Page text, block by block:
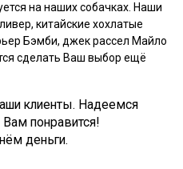
на наших собачках. Наши
китайские хохлатые
Бэмби, джек рассел Майло
сделать Ваш выбор ещё
клиенты. Надеемся
понравится!
деньги.